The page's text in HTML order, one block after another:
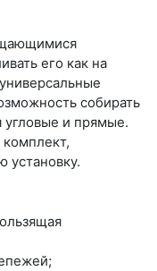
его как на
собирать
угловые и прямые.
установку.